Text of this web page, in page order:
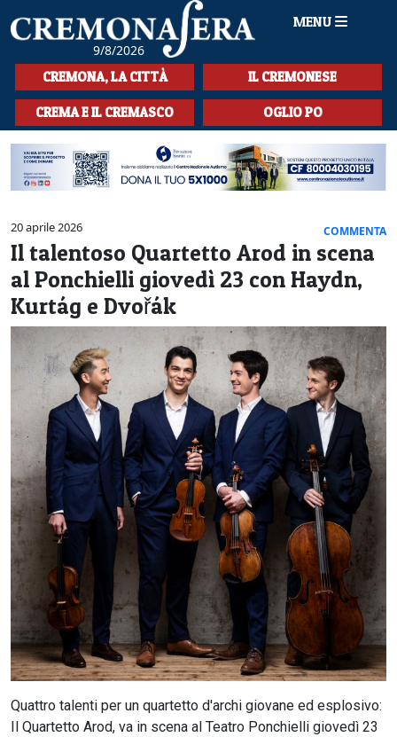
9/8/2026
MENU
HOME
CRONACA
SPORT
LA MUSICA
CULTURA
LA STORIA
SPETTACOLI
L'EDITORIALE
SEZIONI
CERCA
CREMONA, LA CITTÀ IL CREMONESE
CREMA E IL CREMASCO OGLIO PO
20 aprile 2026 COMMENTA
Il talentoso Quartetto Arod in scena
al Ponchielli giovedì 23 con Haydn,
Kurtág e Dvořák
Quattro talenti per un quartetto d'archi giovane ed esplosivo:
Il Quartetto Arod, va in scena al Teatro Ponchielli giovedì 23